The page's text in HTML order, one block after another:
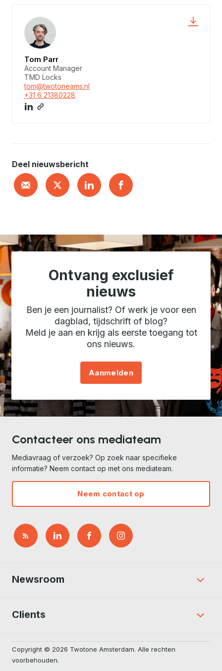
Tom Parr
Account Manager
TMD Locks
tom@twotoneams.nl
+31 6 21380228
Deel nieuwsbericht
Ontvang exclusief
nieuws
Ben je een journalist? Of werk je voor een
dagblad, tijdschrift of blog?
Meld je aan en krijg als eerste toegang tot
ons nieuws.
Aanmelden
Contacteer ons mediateam
Mediavraag of verzoek? Op zoek naar specifieke
informatie? Neem contact op met ons mediateam.
Neem contact op
Newsroom
Clients
Copyright © 2026 Twotone Amsterdam. Alle rechten
voorbehouden.